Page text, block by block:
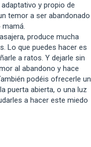
y propio de
temor a ser abandonado
mamá.
produce mucha
Lo que puedes hacer es
a ratos. Y dejarle sin
al abandono y hace
podéis ofrecerle un
puerta abierta, o una luz
a hacer este miedo